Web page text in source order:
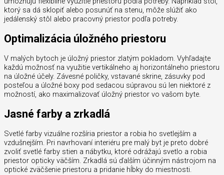
ktorý sa dá sklopiť alebo posunúť na stenu, môže slúžiť ako
jedálenský stôl alebo pracovný priestor podľa potreby.
Optimalizácia úložného priestoru
V malých bytoch je úložný priestor zlatým pokladom. Vyhľadajte
každú možnosť na využitie vertikálneho aj horizontálneho priestoru
na úložné účely. Závesné poličky, vstavané skrine, zásuvky pod
posteľou a úložné boxy pod sedacou súpravou sú len niektoré z
možností, ako maximalizovať úložný priestor vo vašom byte.
Jasné farby a zrkadlá
Svetlé farby vizuálne rozšíria priestor a robia ho svetlejším a
vzdušnejším. Pri navrhovaní interiéru pre malý byt je preto dobré
zvoliť svetlé farby stien a nábytku, ktoré odrážajú svetlo a robia
priestor opticky väčším. Zrkadlá sú ďalším účinným nástrojom na
optické zväčšenie priestoru a pridanie hĺbky do miestnosti.